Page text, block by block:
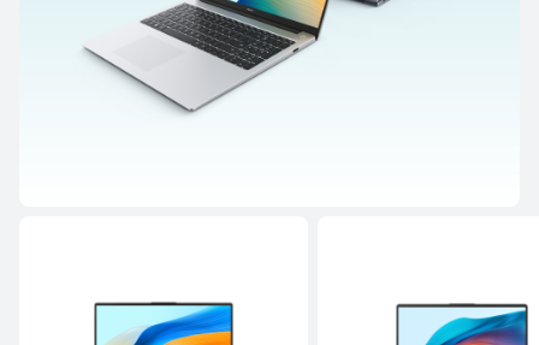
MateBook 系列